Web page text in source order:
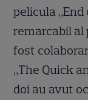
pelicula
remarcabil al
fost
„The Quick
doi au avut